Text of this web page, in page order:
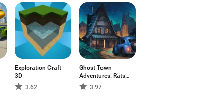
Exploration Craft
3D
3.62
Ghost Town
Adventures: Rätsel
Spiel mit
Abenteuer
3.97